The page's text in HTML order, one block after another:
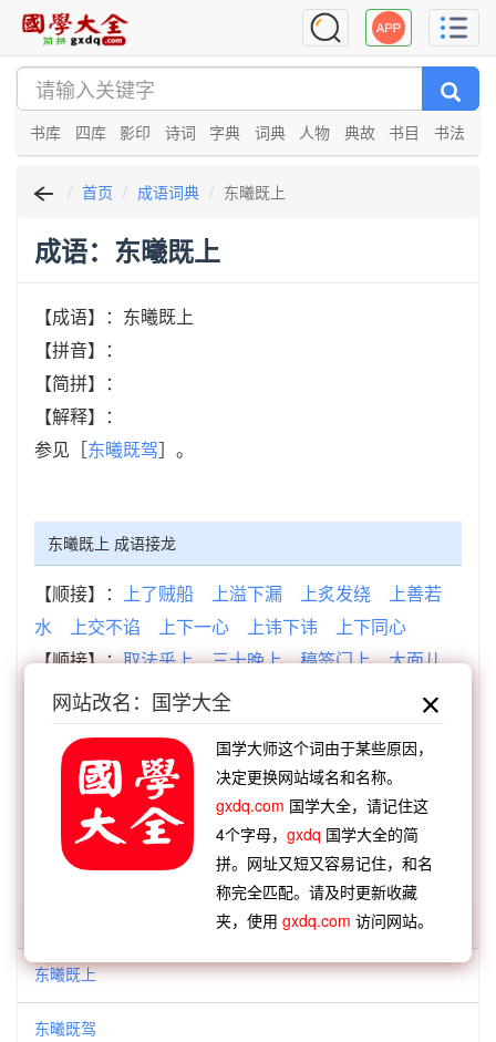
书库 四库 影印 诗词 字典 词典 人物 典故 书目 书法
首页 成语词典 东曦既上
成语：东曦既上
【成语】：东曦既上
【拼音】：
【简拼】：
【解释】：
参见［东曦既驾］。
东曦既上 成语接龙
【顺接】： 上了贼船 上溢下漏 上炙发绕
上善若
水
上交不谄 上下一心 上讳下讳
上下同心
【顺接】：取法乎上 三十晚上 稿签门上
大面儿
后者处上 欺君罔上
【逆接】：叔父居东 章甫西东 周公居东
春树江
亭伯辽东 劳燕西东 马首欲东
拆西补东
【逆接】： 东方小儿 东华西华 东量西折
东道之
东武山移 东扭西歪 东差西误 东西南北
东曦既上
东曦既驾
网站改名：国学大全
国学大师这个词由于某些原因，
决定更换网站域名和名称。
gxdq.com 国学大全，请记住这
4个字母，gxdq 国学大全的简
拼。网址又短又容易记住，和名
称完全匹配。请及时更新收藏
夹，使用gxdq.com 访问网站。